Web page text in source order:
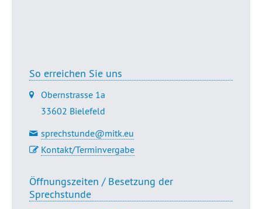
So erreichen Sie uns
Obernstrasse 1a
33602 Bielefeld
sprechstunde@mitk.eu
Kontakt/Terminvergabe
Öffnungszeiten / Besetzung der
Sprechstunde